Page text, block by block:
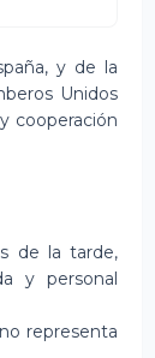
y de la
Unidos
cooperación
de la tarde,
y personal
representa